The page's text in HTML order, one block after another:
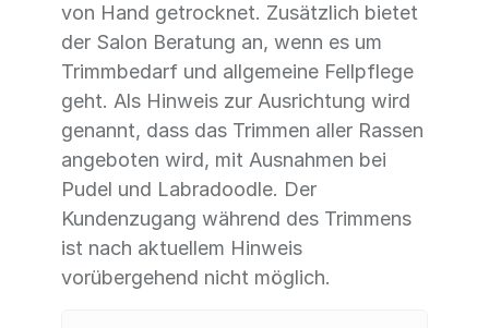
von Hand getrocknet. Zusätzlich bietet
der Salon Beratung an, wenn es um
Trimmbedarf und allgemeine Fellpflege
geht. Als Hinweis zur Ausrichtung wird
genannt, dass das Trimmen aller Rassen
angeboten wird, mit Ausnahmen bei
Pudel und Labradoodle. Der
Kundenzugang während des Trimmens
ist nach aktuellem Hinweis
vorübergehend nicht möglich.